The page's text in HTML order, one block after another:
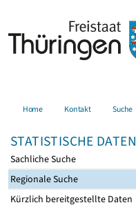
Home Kontakt Suche
STATISTISCHE DATEN
Sachliche Suche
Regionale Suche
Kürzlich bereitgestellte Daten